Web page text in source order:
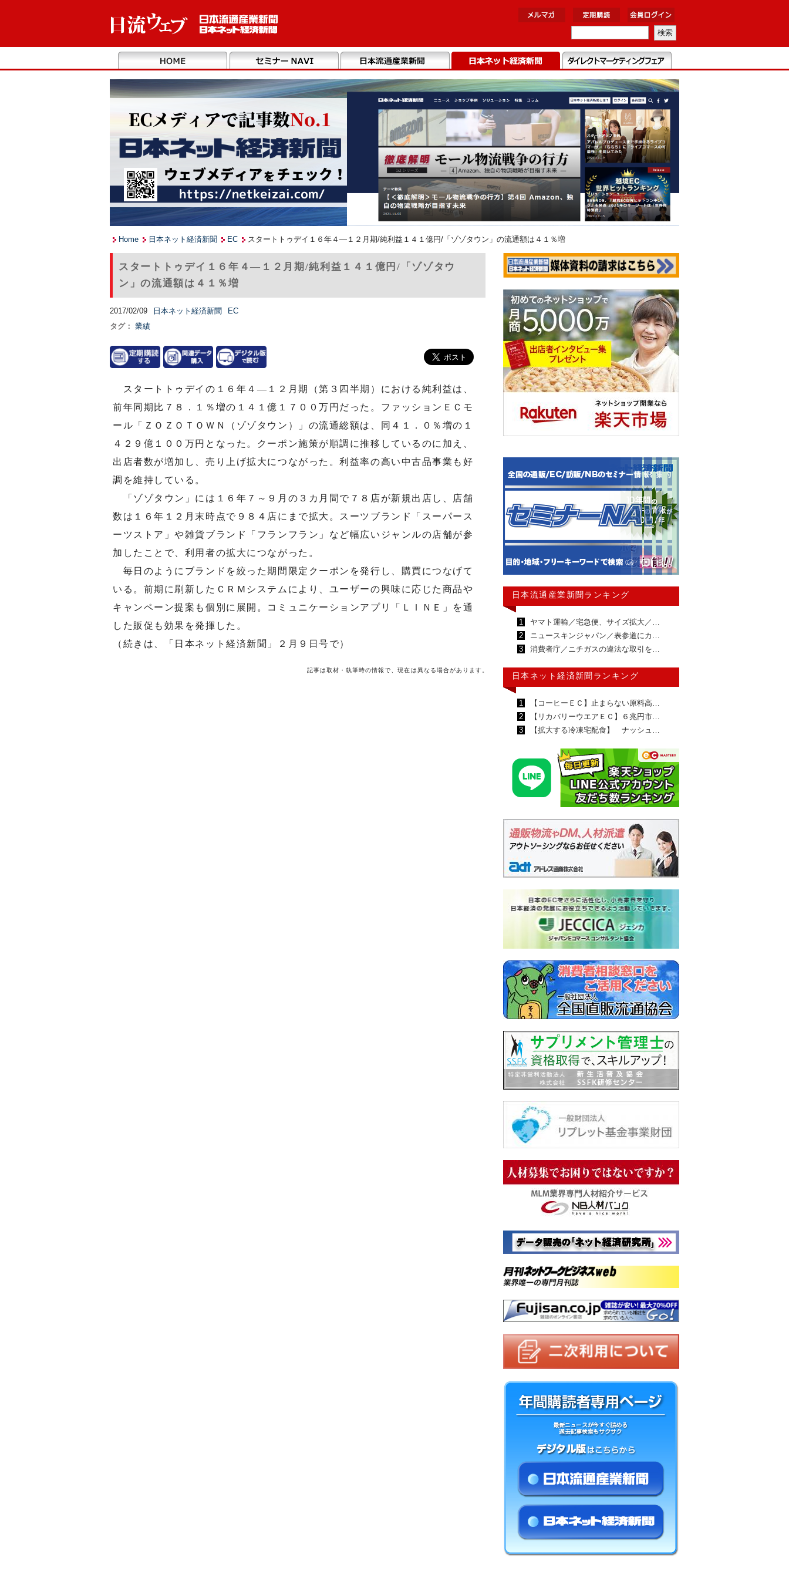
Home 日本ネット経済新聞 EC スタートトゥデイ１６年４―１２月期/純利益１４１億円/「ゾゾタウン」の流通額は４１％増
スタートトゥデイ１６年４―１２月期/純利益１４１億円/「ゾゾタウ
ン」の流通額は４１％増
2017/02/09 日本ネット経済新聞
EC
タグ： 業績
スタートトゥデイの１６年４―１２月期（第３四半期）における純利益は、
前年同期比７８．１％増の１４１億１７００万円だった。ファッションＥＣモ
ール「ＺＯＺＯＴＯＷＮ（ゾゾタウン）」の流通総額は、同４１．０％増の１
４２９億１００万円となった。クーポン施策が順調に推移しているのに加え、
出店者数が増加し、売り上げ拡大につながった。利益率の高い中古品事業も好
調を維持している。
「ゾゾタウン」には１６年７～９月の３カ月間で７８店が新規出店し、店舗
数は１６年１２月末時点で９８４店にまで拡大。スーツブランド「スーパース
ーツストア」や雑貨ブランド「フランフラン」など幅広いジャンルの店舗が参
加したことで、利用者の拡大につながった。
毎日のようにブランドを絞った期間限定クーポンを発行し、購買につなげて
いる。前期に刷新したＣＲＭシステムにより、ユーザーの興味に応じた商品や
キャンペーン提案も個別に展開。コミュニケーションアプリ「ＬＩＮＥ」を通
した販促も効果を発揮した。
（続きは、「日本ネット経済新聞」２月９日号で）
記事は取材・執筆時の情報で、現在は異なる場合があります。
日本流通産業新聞ランキング
1
ヤマト運輸／宅急便、サイズ拡大／…
2
ニュースキンジャパン／表参道にカ…
3
消費者庁／ニチガスの違法な取引を…
日本ネット経済新聞ランキング
1
【コーヒーＥＣ】止まらない原料高…
2
【リカバリーウエアＥＣ】６兆円市…
3
【拡大する冷凍宅配食】 ナッシュ…